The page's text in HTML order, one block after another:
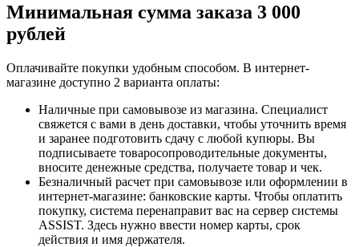
Минимальная сумма заказа 3 000
рублей
Оплачивайте покупки удобным способом. В интернет-
магазине доступно 2 варианта оплаты:
Наличные при самовывозе из магазина. Специалист
свяжется с вами в день доставки, чтобы уточнить время
и заранее подготовить сдачу с любой купюры. Вы
подписываете товаросопроводительные документы,
вносите денежные средства, получаете товар и чек.
Безналичный расчет при самовывозе или оформлении в
интернет-магазине: банковские карты. Чтобы оплатить
покупку, система перенаправит вас на сервер системы
ASSIST. Здесь нужно ввести номер карты, срок
действия и имя держателя.